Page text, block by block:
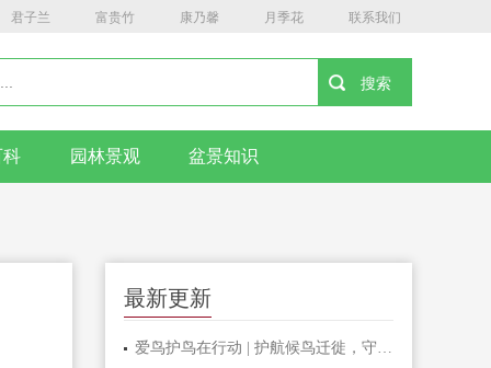
君子兰 富贵竹 康乃馨 月季花 联系我们
科 园林景观 盆景知识
最新更新